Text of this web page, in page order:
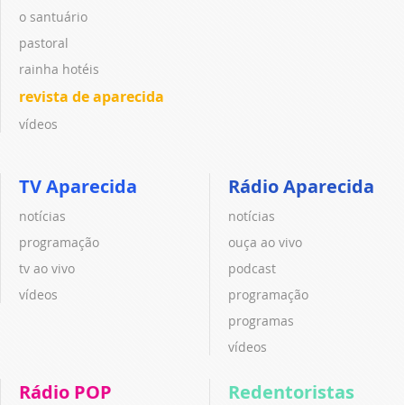
o santuário
pastoral
rainha hotéis
revista de aparecida
vídeos
TV Aparecida
notícias
programação
tv ao vivo
vídeos
Rádio Aparecida
notícias
ouça ao vivo
podcast
programação
programas
vídeos
Rádio POP Redentoristas